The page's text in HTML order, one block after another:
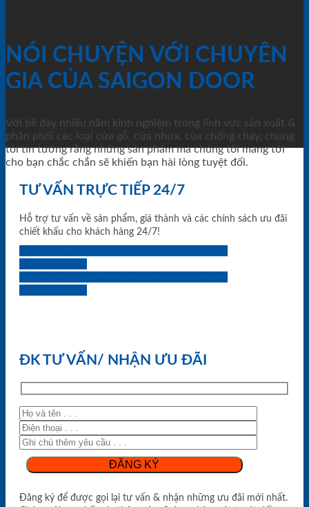
NÓI CHUYỆN VỚI CHUYÊN
GIA CỦA SAIGON DOOR
Với bề dày nhiều năm kinh nghiệm trong lĩnh vực sản xuất &
phân phối các loại cửa gỗ, cửa nhựa, của chống cháy, chúng
tôi tin tưởng rằng những sản phẩm mà chúng tôi mang tới
cho bạn chắc chắn sẽ khiến bạn hài lòng tuyệt đối.
TƯ VẤN TRỰC TIẾP 24/7
Hỗ trợ tư vấn về sản phẩm, giá thành và các chính sách ưu đãi
chiết khấu cho khách hàng 24/7!
ĐK TƯ VẤN/ NHẬN ƯU ĐÃI
Đăng ký để được gọi lại tư vấn & nhận những ưu đãi mới nhất.